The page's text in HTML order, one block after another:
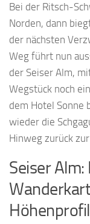
Bei der Ritsch-
Norden, dann
der nächsten
Weg führt nun
der Seiser Alm,
Wegstück noch
dem Hotel Sonne
wieder die
Hinweg zurück
Seiser
Höhenprofil